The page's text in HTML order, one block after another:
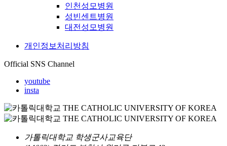
인천성모병원
성빈센트병원
대전성모병원
개인정보처리방침
Official SNS Channel
youtube
insta
가톨릭대학교 학생군사교육단